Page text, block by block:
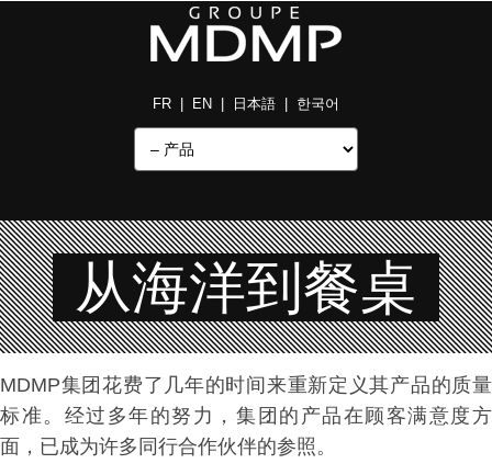
FR EN 日本語 한국어
从海洋到餐桌
MDMP集团花费了几年的时间来重新定义其产品的质量
标准。经过多年的努力，集团的产品在顾客满意度方
面，已成为许多同行合作伙伴的参照。